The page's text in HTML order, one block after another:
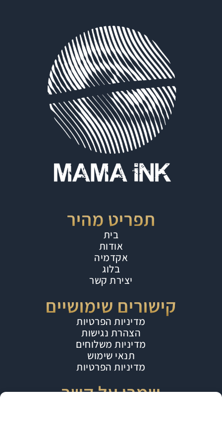
תפריט מהיר
בית
אודות
אקדמיה
בלוג
יצירת קשר
קישורים שימושיים
מדיניות הפרטיות
הצהרת נגישות
מדיניות משלוחים
תנאי שימוש
מדיניות הפרטיות
שמרו על קשר